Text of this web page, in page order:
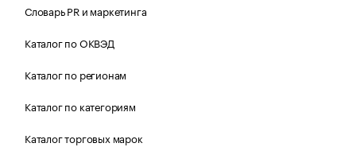
Словарь PR и маркетинга
Каталог по ОКВЭД
Каталог по регионам
Каталог по категориям
Каталог торговых марок